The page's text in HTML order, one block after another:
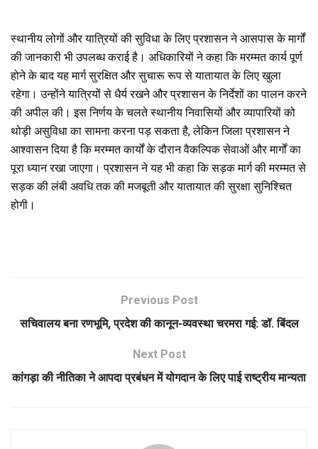
स्थानीय लोगों और यात्रियों की सुविधा के लिए प्रशासन ने आसपास के मार्गों
की जानकारी भी उपलब्ध कराई है। अधिकारियों ने कहा कि मरम्मत कार्य पूर्ण
होने के बाद यह मार्ग सुरक्षित और सुचारू रूप से यातायात के लिए खुला
रहेगा। उन्होंने यात्रियों से धैर्य रखने और प्रशासन के निर्देशों का पालन करने
की अपील की। इस निर्णय के चलते स्थानीय निवासियों और व्यापारियों को
थोड़ी असुविधा का सामना करना पड़ सकता है, लेकिन जिला प्रशासन ने
आश्वासन दिया है कि मरम्मत कार्यों के दौरान वैकल्पिक सेवाओं और मार्गों का
पूरा ध्यान रखा जाएगा। प्रशासन ने यह भी कहा कि सड़क मार्ग की मरम्मत से
सड़क की लंबी अवधि तक की मजबूती और यातायात की सुरक्षा सुनिश्चित
होगी।
Previous Post
सचिवालय बना रणभूमि, प्रदेश की कानून-व्यवस्था चरमरा गई: डॉ. बिंदल
Next Post
कांगड़ा की नीतिका ने आपदा प्रबंधन में योगदान के लिए पाई राष्ट्रीय मान्यता